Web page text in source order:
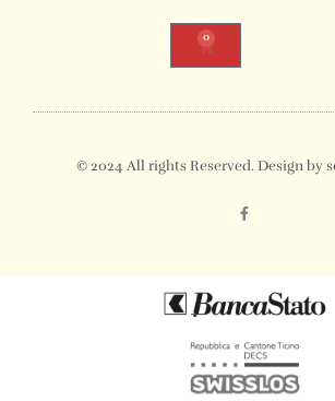
0
© 2024 All rights Reserved. Design by